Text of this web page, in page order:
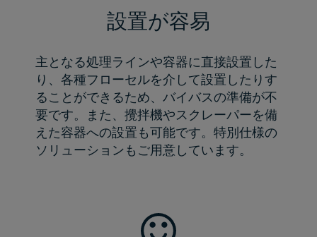
設置が容易
主となる処理ラインや容器に直接設置した
り、各種フローセルを介して設置したりす
ることができるため、バイバスの準備が不
要です。また、攪拌機やスクレーパーを備
えた容器への設置も可能です。特別仕様の
ソリューションもご用意しています。